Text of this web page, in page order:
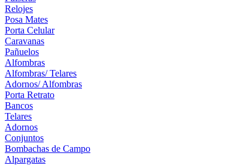
Relojes
Posa Mates
Porta Celular
Caravanas
Pañuelos
Alfombras
Alfombras/ Telares
Adornos/ Alfombras
Porta Retrato
Bancos
Telares
Adornos
Conjuntos
Bombachas de Campo
Alpargatas